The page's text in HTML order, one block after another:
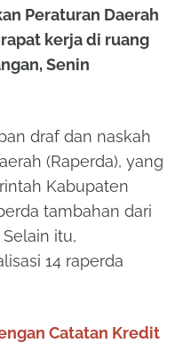
Peraturan Daerah
kerja di ruang
Senin
draf dan naskah
(Raperda), yang
Kabupaten
tambahan dari
itu,
14 raperda
Catatan Kredit